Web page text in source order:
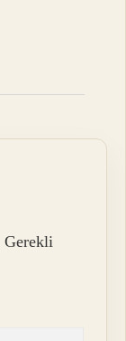
Gerekli